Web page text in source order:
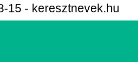
15 - keresztnevek.hu